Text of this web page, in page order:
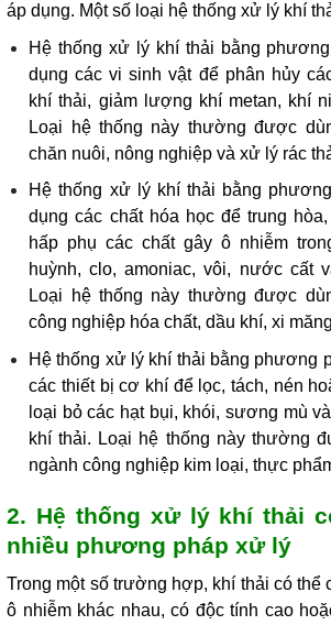
áp dụng. Một số loại hệ thống xử lý khí
Hệ thống xử lý khí thải bằng
dụng các vi sinh vật để phân hủy
khí thải, giảm lượng khí metan, khí
Loại hệ thống này thường được
chăn nuôi, nông nghiệp và xử lý rác
Hệ thống xử lý khí thải bằng
dụng các chất hóa học để trung
hấp phụ các chất gây ô nhiễm
huỳnh, clo, amoniac, vôi, nước cất
Loại hệ thống này thường được
công nghiệp hóa chất, dầu khí, xi
Hệ thống xử lý khí thải bằng phương
các thiết bị cơ khí để lọc, tách, nén
loại bỏ các hạt bụi, khói, sương mù
khí thải. Loại hệ thống này thường
ngành công nghiệp kim loại, thực
2. Hệ thống xử lý khí thải
nhiều phương pháp xử lý
Trong một số trường hợp, khí thải có thể
ô nhiễm khác nhau, có độc tính cao